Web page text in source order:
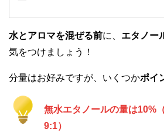
水とアロマを混ぜる前に、 エタノー
気をつけましょう！
分量はお好みですが、いくつかポイ
無水エタノールの量は10%
9:1）